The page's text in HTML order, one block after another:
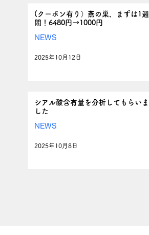
(クーポン有り）燕の巣、まずは1週
間！6480円→1000円
NEWS
2025年10月12日
シアル酸含有量を分析してもらいま
した
NEWS
2025年10月8日